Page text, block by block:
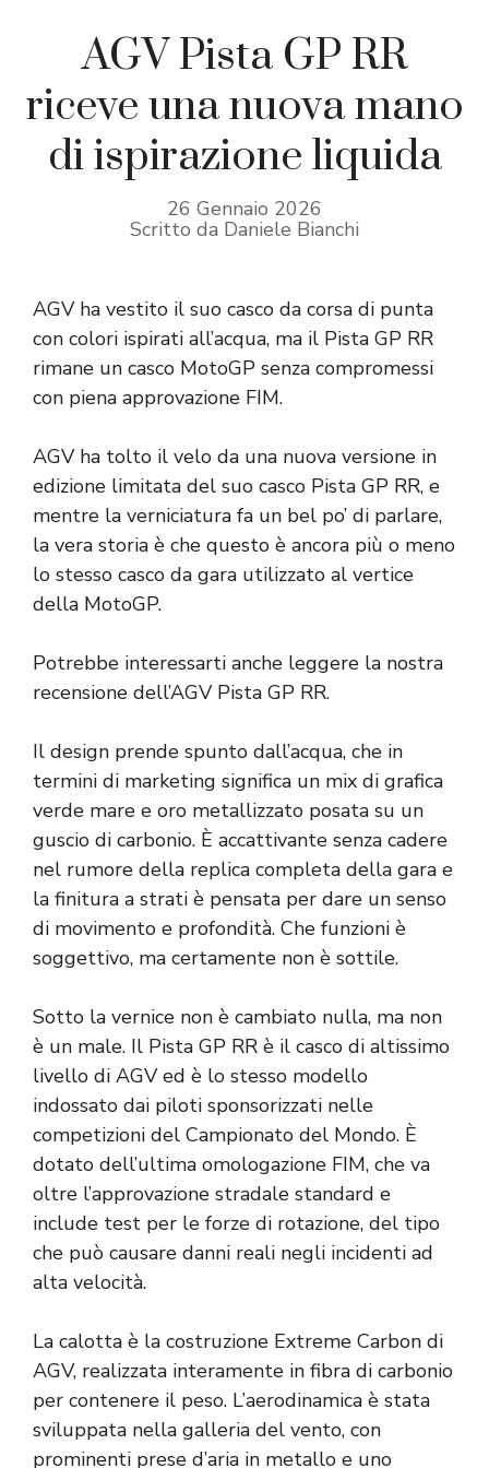
AGV Pista GP RR
riceve una nuova mano
di ispirazione liquida
26 Gennaio 2026
Scritto da Daniele Bianchi
AGV ha vestito il suo casco da corsa di punta
con colori ispirati all’acqua, ma il Pista GP RR
rimane un casco MotoGP senza compromessi
con piena approvazione FIM.
AGV ha tolto il velo da una nuova versione in
edizione limitata del suo casco Pista GP RR, e
mentre la verniciatura fa un bel po’ di parlare,
la vera storia è che questo è ancora più o meno
lo stesso casco da gara utilizzato al vertice
della MotoGP.
Potrebbe interessarti anche leggere la nostra
recensione dell’AGV Pista GP RR.
Il design prende spunto dall’acqua, che in
termini di marketing significa un mix di grafica
verde mare e oro metallizzato posata su un
guscio di carbonio. È accattivante senza cadere
nel rumore della replica completa della gara e
la finitura a strati è pensata per dare un senso
di movimento e profondità. Che funzioni è
soggettivo, ma certamente non è sottile.
Sotto la vernice non è cambiato nulla, ma non
è un male. Il Pista GP RR è il casco di altissimo
livello di AGV ed è lo stesso modello
indossato dai piloti sponsorizzati nelle
competizioni del Campionato del Mondo. È
dotato dell’ultima omologazione FIM, che va
oltre l’approvazione stradale standard e
include test per le forze di rotazione, del tipo
che può causare danni reali negli incidenti ad
alta velocità.
La calotta è la costruzione Extreme Carbon di
AGV, realizzata interamente in fibra di carbonio
per contenere il peso. L’aerodinamica è stata
sviluppata nella galleria del vento, con
prominenti prese d’aria in metallo e uno